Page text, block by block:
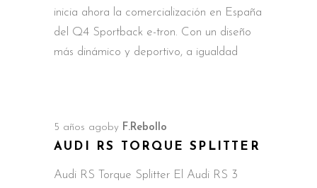
inicia ahora la comercialización en España
del Q4 Sportback e-tron. Con un diseño
más dinámico y deportivo, a igualdad
5 años agoby F.Rebollo
AUDI RS TORQUE SPLITTER
Audi RS Torque Splitter El Audi RS 3